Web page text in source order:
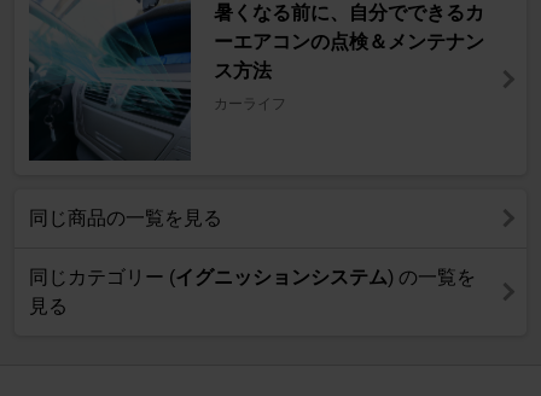
暑くなる前に、自分でできるカ
ーエアコンの点検＆メンテナン
ス方法
カーライフ
同じ商品の一覧を見る
同じカテゴリー (イグニッションシステム) の一覧を
見る